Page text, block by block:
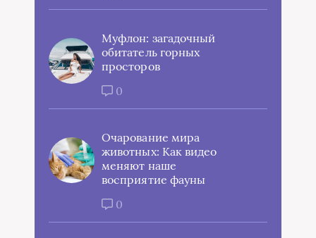
Муфлон: загадочный
обитатель горных
просторов
0
Очарование мира
животных: Как видео
меняют наше
восприятие фауны
0